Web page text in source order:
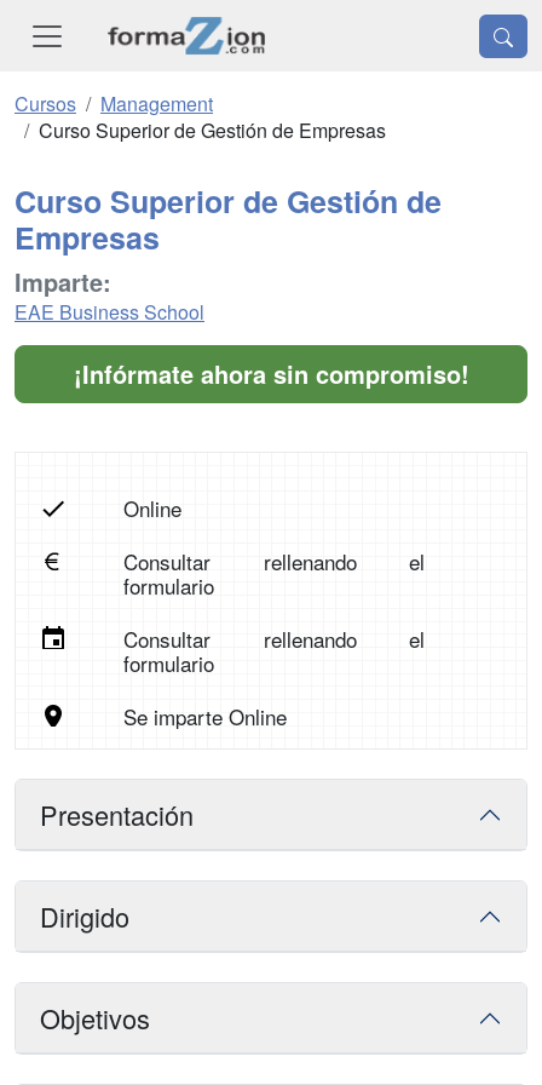
Cursos
Management
Curso Superior de Gestión de Empresas
Curso Superior de Gestión de
Empresas
Imparte:
EAE Business School
¡Infórmate ahora sin compromiso!
Online
Consultar rellenando el
formulario
Consultar rellenando el
formulario
Se imparte Online
Presentación
Dirigido
Objetivos